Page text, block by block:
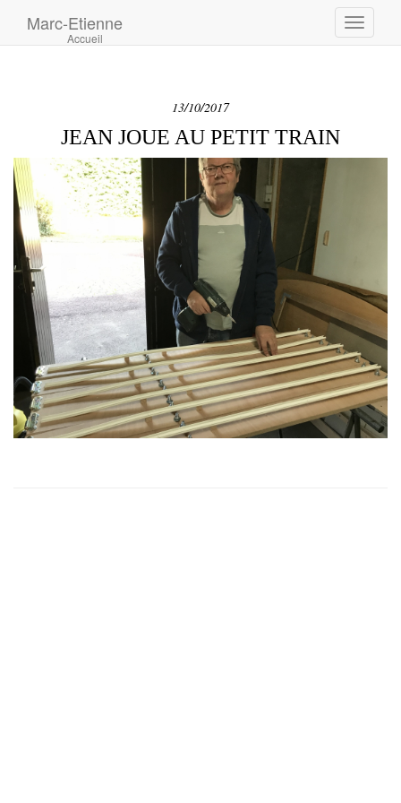
Toggle
Marc-Etienne
Accueil
13/10/2017
JEAN JOUE AU PETIT TRAIN